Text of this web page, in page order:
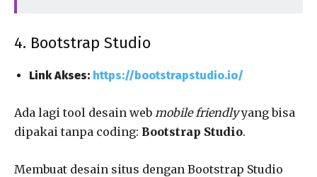
4. Bootstrap Studio
Link Akses: https://bootstrapstudio.io/
Ada lagi tool desain web mobile friendlyyang bisa
dipakai tanpa coding: Bootstrap Studio.
Membuat desain situs dengan Bootstrap Studio